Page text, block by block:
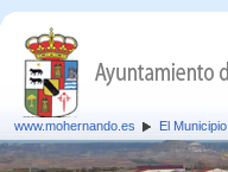
www.mohernando.es El Municipio